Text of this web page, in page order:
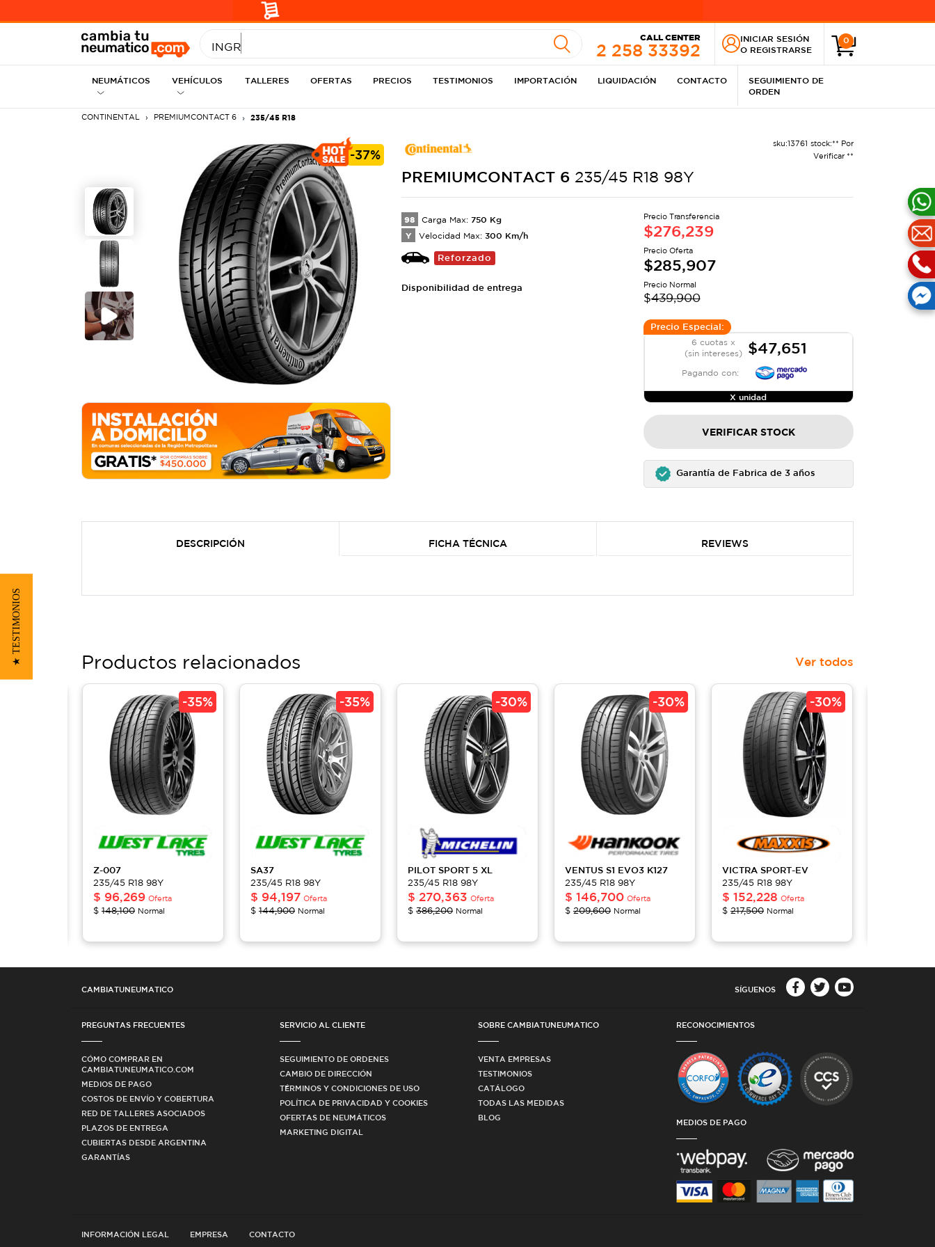
INGRESE MEDIDA
CALL CENTER
2 258 33392
INICIAR SESIÓN
O REGISTRARSE
0
NEUMÁTICOS VEHÍCULOS TALLERES OFERTAS PRECIOS TESTIMONIOS IMPORTACIÓN LIQUIDACIÓN CONTACTO
SEGUIMIENTO DE
ORDEN
CONTINENTAL PREMIUMCONTACT 6 235/45 R18
-37%
sku:13761 stock:** Por
Verificar **
PREMIUMCONTACT 6 235/45 R18 98Y
98 Carga Max: 750 Kg
Y Velocidad Max: 300 Km/h
Reforzado
Disponibilidad de entrega
Precio Transferencia
$276,239
Precio Oferta
$285,907
Precio Normal
$439,900
Precio Especial:
6 cuotas x
(sin intereses)
$47,651
Pagando con:
X unidad
VERIFICAR STOCK
Garantía de Fabrica de 3 años
DESCRIPCIÓN FICHA TÉCNICA REVIEWS
Productos relacionados Ver todos
-35%
Z-007
235/45 R18 98Y
$ 96,269 Oferta
$ 148,100 Normal
-35%
SA37
235/45 R18 98Y
$ 94,197 Oferta
$ 144,900 Normal
-30%
PILOT SPORT 5 XL
235/45 R18 98Y
$ 270,363 Oferta
$ 386,200 Normal
-30%
VENTUS S1 EVO3 K127
235/45 R18 98Y
$ 146,700 Oferta
$ 209,600 Normal
-30%
VICTRA SPORT-EV
235/45 R18 98Y
$ 152,228 Oferta
$ 217,500 Normal
CAMBIATUNEUMATICO SÍGUENOS
PREGUNTAS FRECUENTES
CÓMO COMPRAR EN
CAMBIATUNEUMATICO.COM
MEDIOS DE PAGO
COSTOS DE ENVÍO Y COBERTURA
RED DE TALLERES ASOCIADOS
PLAZOS DE ENTREGA
CUBIERTAS DESDE ARGENTINA
GARANTÍAS
SERVICIO AL CLIENTE
SEGUIMIENTO DE ORDENES
CAMBIO DE DIRECCIÓN
TÉRMINOS Y CONDICIONES DE USO
POLÍTICA DE PRIVACIDAD Y COOKIES
OFERTAS DE NEUMÁTICOS
MARKETING DIGITAL
SOBRE CAMBIATUNEUMATICO
VENTA EMPRESAS
TESTIMONIOS
CATÁLOGO
TODAS LAS MEDIDAS
BLOG
RECONOCIMIENTOS
MEDIOS DE PAGO
INFORMACIÓN LEGAL EMPRESA CONTACTO
★ TESTIMONIOS